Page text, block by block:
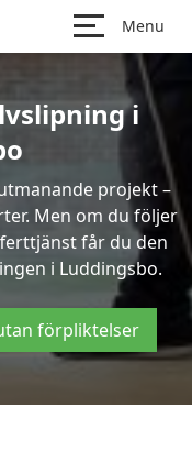
Menu
i
projekt –
Men om du följer
får du den
i Luddingsbo.
förpliktelser